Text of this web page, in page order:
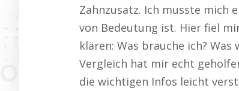
Zahnzusatz. Ich musste mich
von Bedeutung ist. Hier fiel
klären: Was brauche ich?
Vergleich hat mir echt
die wichtigen Infos leicht